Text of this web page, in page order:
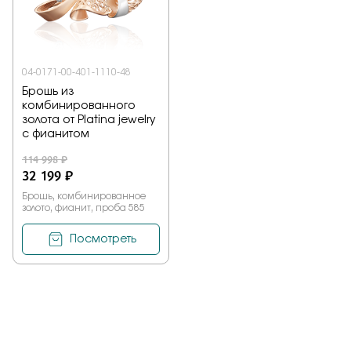
04-0171-00-401-1110-48
Брошь из
комбинированного
золота от Platina jewelry
с фианитом
114 998 ₽
32 199 ₽
Брошь, комбинированное
золото, фианит, проба 585
Посмотреть
Заказать
Подтверждаю, что я ознакомлен и согласен с условиями
политики конфиденциальности